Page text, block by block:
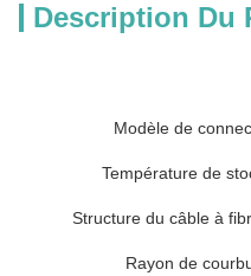
Description Du
Modèle de
Température de
Structure du câble à
Rayon de